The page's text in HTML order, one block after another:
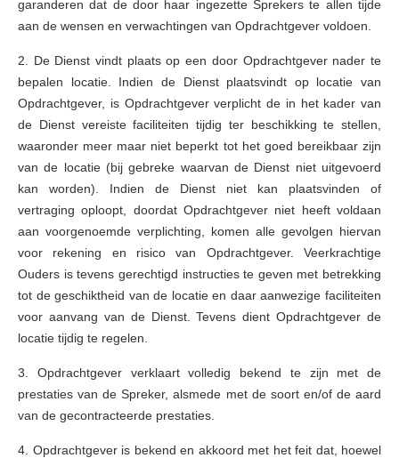
garanderen dat de door haar ingezette Sprekers te allen tijde
aan de wensen en verwachtingen van Opdrachtgever voldoen.
2. De Dienst vindt plaats op een door Opdrachtgever nader te
bepalen locatie. Indien de Dienst plaatsvindt op locatie van
Opdrachtgever, is Opdrachtgever verplicht de in het kader van
de Dienst vereiste faciliteiten tijdig ter beschikking te stellen,
waaronder meer maar niet beperkt tot het goed bereikbaar zijn
van de locatie (bij gebreke waarvan de Dienst niet uitgevoerd
kan worden). Indien de Dienst niet kan plaatsvinden of
vertraging oploopt, doordat Opdrachtgever niet heeft voldaan
aan voorgenoemde verplichting, komen alle gevolgen hiervan
voor rekening en risico van Opdrachtgever. Veerkrachtige
Ouders is tevens gerechtigd instructies te geven met betrekking
tot de geschiktheid van de locatie en daar aanwezige faciliteiten
voor aanvang van de Dienst. Tevens dient Opdrachtgever de
locatie tijdig te regelen.
3. Opdrachtgever verklaart volledig bekend te zijn met de
prestaties van de Spreker, alsmede met de soort en/of de aard
van de gecontracteerde prestaties.
4. Opdrachtgever is bekend en akkoord met het feit dat, hoewel